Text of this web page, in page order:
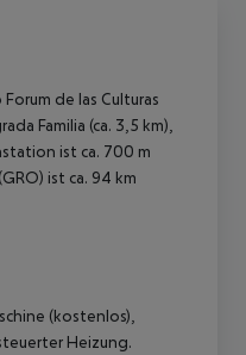
de las Culturas
Familia (ca. 3,5 km),
ist ca. 700 m
ist ca. 94 km
(kostenlos),
Heizung.